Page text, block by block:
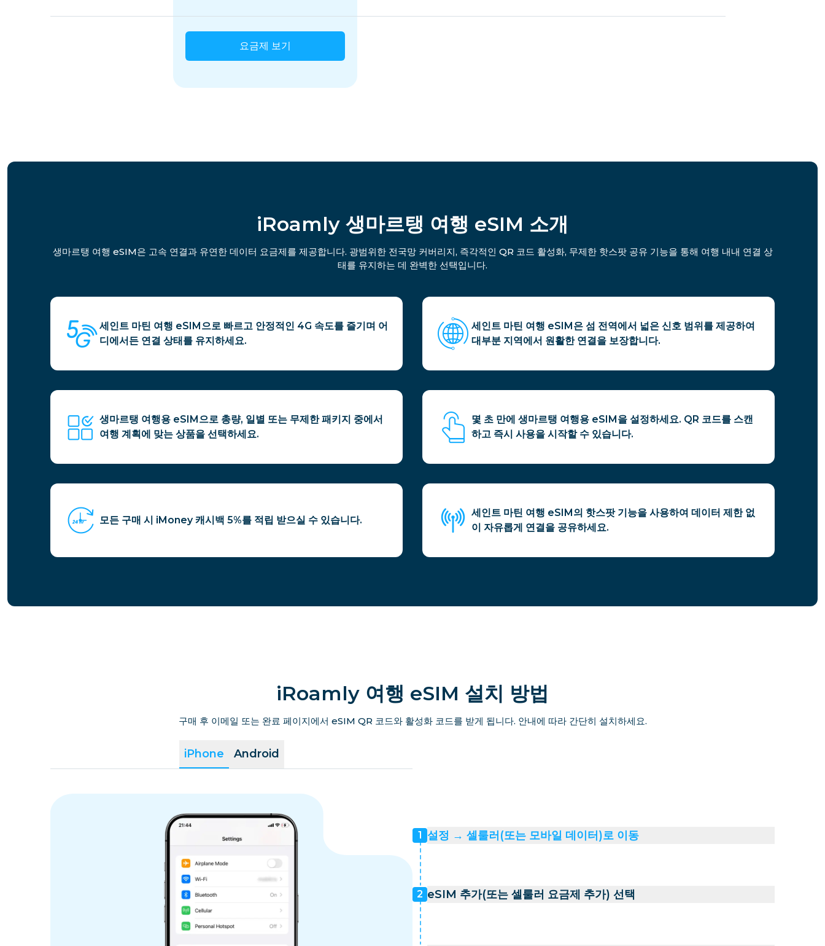
요금제 보기
iRoamly 생마르탱 여행 eSIM 소개
생마르탱 여행 eSIM은 고속 연결과 유연한 데이터 요금제를 제공합니다. 광범위한 전국망 커버리지, 즉각적인 QR 코드 활성화, 무제한 핫스팟 공유 기능을 통해 여행 내내 연결 상
태를 유지하는 데 완벽한 선택입니다.
세인트 마틴 여행 eSIM으로 빠르고 안정적인 4G 속도를 즐기며 어
디에서든 연결 상태를 유지하세요.
세인트 마틴 여행 eSIM은 섬 전역에서 넓은 신호 범위를 제공하여
대부분 지역에서 원활한 연결을 보장합니다.
생마르탱 여행용 eSIM으로 총량, 일별 또는 무제한 패키지 중에서
여행 계획에 맞는 상품을 선택하세요.
몇 초 만에 생마르탱 여행용 eSIM을 설정하세요. QR 코드를 스캔
하고 즉시 사용을 시작할 수 있습니다.
모든 구매 시 iMoney 캐시백 5%를 적립 받으실 수 있습니다.
세인트 마틴 여행 eSIM의 핫스팟 기능을 사용하여 데이터 제한 없
이 자유롭게 연결을 공유하세요.
iRoamly 여행 eSIM 설치 방법
구매 후 이메일 또는 완료 페이지에서 eSIM QR 코드와 활성화 코드를 받게 됩니다. 안내에 따라 간단히 설치하세요.
iPhone Android
1 설정 → 셀룰러(또는 모바일 데이터)로 이동
2 eSIM 추가(또는 셀룰러 요금제 추가) 선택